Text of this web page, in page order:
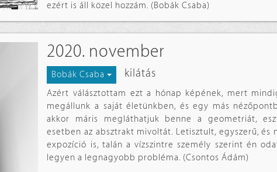
ezért is áll közel hozzám. (Bobák Csaba)
2020. november
Bobák Csaba kilátás
Azért válásztottam ezt a hónap képének, mert
megállunk a saját életünkben, és egy más
akkor máris megláthatjuk benne a geometriát,
esetben az absztrakt mivoltát. Letisztult, egyszerű, és
expozíció is, talán a vízszintre személy szerint én
legyen a legnagyobb probléma. (Csontos Ádám)